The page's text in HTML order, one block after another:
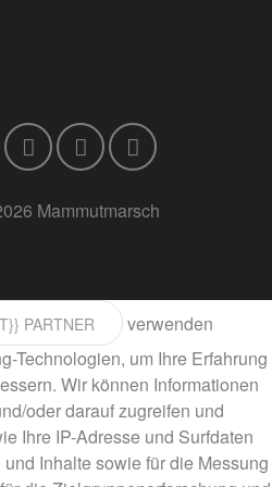
Mammutmarsch
PARTNER
verwenden
Technologien, um Ihre Erfahrung
Wir können Informationen
oder darauf zugreifen und
Ihre IP-Adresse und Surfdaten
Inhalte sowie für die Messung